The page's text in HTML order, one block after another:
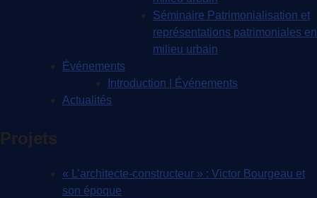
Séminaire Patrimonialisation et
représentations patrimoniales en
milieu urbain
Événements
Introduction | Événements
Actualités
Projets
« L’architecte-constructeur » : Victor Bourgeau et
son époque